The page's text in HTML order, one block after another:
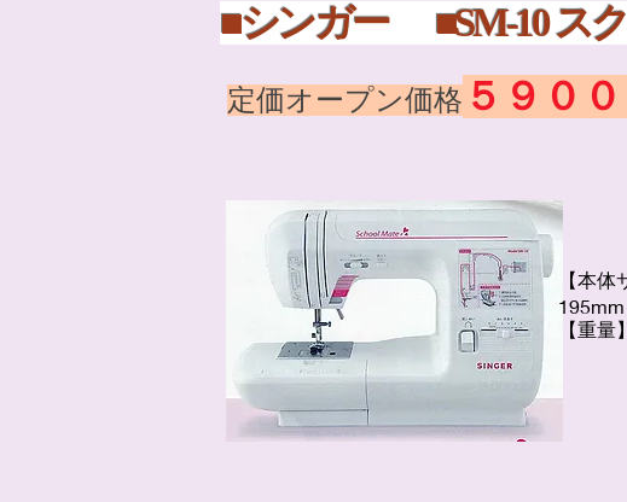
■シンガー
定価オープン価格 ５９０
【本
195mm
【重